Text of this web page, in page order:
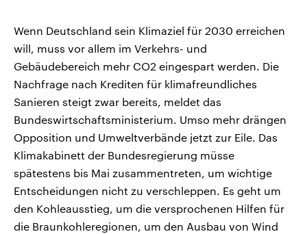
Wenn Deutschland sein Klimaziel für 2030 erreichen
will, muss vor allem im Verkehrs- und
Gebäudebereich mehr CO2 eingespart werden. Die
Nachfrage nach Krediten für klimafreundliches
Sanieren steigt zwar bereits, meldet das
Bundeswirtschaftsministerium. Umso mehr drängen
Opposition und Umweltverbände jetzt zur Eile. Das
Klimakabinett der Bundesregierung müsse
spätestens bis Mai zusammentreten, um wichtige
Entscheidungen nicht zu verschleppen. Es geht um
den Kohleausstieg, um die versprochenen Hilfen für
die Braunkohleregionen, um den Ausbau von Wind